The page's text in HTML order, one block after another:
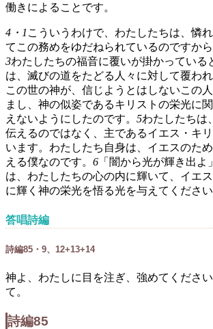
働きによることです。
4・1 こういうわけで、わたしたちは、憐
てこの務めをゆだねられているのですから
3わたしたちの福音に覆いが掛かっている
は、滅びの道をたどる人々に対して覆われ
この世の神が、信じようとはしないこの
まし、神の似姿であるキリストの栄光に
えないようにしたのです。 5わたしたちは
伝えるのではなく、主であるイエス・キ
います。わたしたち自身は、イエスのた
える僕なのです。 6 「闇から光が輝き出
は、わたしたちの心の内に輝いて、イエ
に輝く神の栄光を悟る光を与えてください
答唱詩編
詩編85・9、12+13+14
神よ、わたしに目を注ぎ、強めてくださ
て。
詩編85